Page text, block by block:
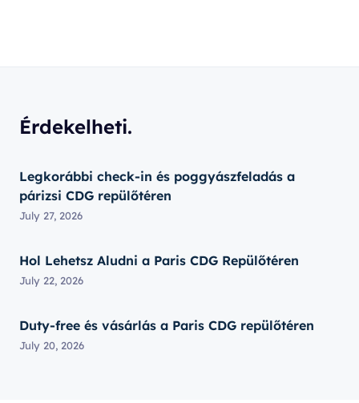
Érdekelheti.
Legkorábbi check-in és poggyászfeladás a
párizsi CDG repülőtéren
July 27, 2026
Hol Lehetsz Aludni a Paris CDG Repülőtéren
July 22, 2026
Duty-free és vásárlás a Paris CDG repülőtéren
July 20, 2026